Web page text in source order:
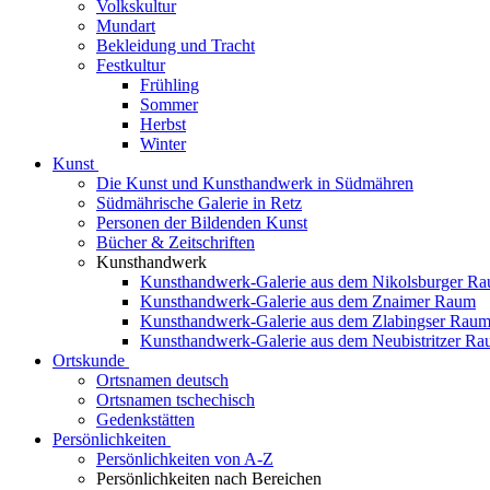
Volkskultur
Mundart
Bekleidung und Tracht
Festkultur
Frühling
Sommer
Herbst
Winter
Kunst
Die Kunst und Kunsthandwerk in Südmähren
Südmährische Galerie in Retz
Personen der Bildenden Kunst
Bücher & Zeitschriften
Kunsthandwerk
Kunsthandwerk-Galerie aus dem Nikolsburger
Kunsthandwerk-Galerie aus dem Znaimer Raum
Kunsthandwerk-Galerie aus dem Zlabingser Raum
Kunsthandwerk-Galerie aus dem Neubistritzer
Ortskunde
Ortsnamen deutsch
Ortsnamen tschechisch
Gedenkstätten
Persönlichkeiten
Persönlichkeiten von A-Z
Persönlichkeiten nach Bereichen